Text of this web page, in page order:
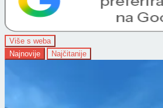
Više s weba
Najnovije
Najčitanije